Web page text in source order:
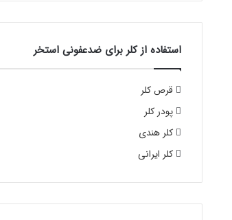
استفاده از کلر برای ضدعفونی استخر
قرص کلر
پودر کلر
کلر هندی
کلر ایرانی